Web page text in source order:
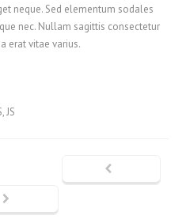
neque. Sed elementum sodales
nec. Nullam sagittis consectetur
erat vitae varius.
JS